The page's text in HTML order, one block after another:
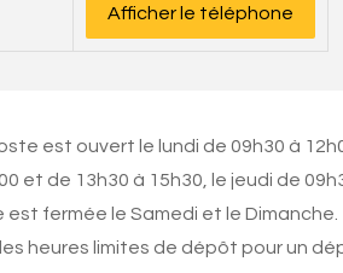
Afficher le téléphone
est ouvert le lundi de 09h30 à
et de 13h30 à 15h30, le jeudi de
est fermée le Samedi et le Dimanche.
heures limites de dépôt pour un